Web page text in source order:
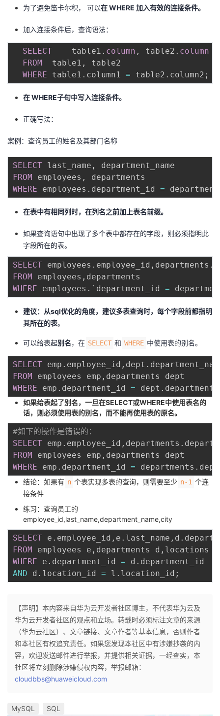
为了避免笛卡尔积， 可以在 WHERE 加入有效的连接条件。
加入连接条件后，查询语法：
SELECT
	table1
. column , table2 . column
FROM
	table1
,
table2
WHERE
	table1
. column1 = table2 . column2 ;
在 WHERE子句中写入连接条件。
正确写法：
案例：查询员工的姓名及其部门名称
SELECT last_name ,
FROM
employees ,
WHERE employees . department_id =
在表中有相同列时，在列名之前加上表名前缀。
如果查询语句中出现了多个表中都存在的字段，则必须指明此
字段所在的表。
SELECT employees . employee_id , departments .
FROM
employees ,
WHERE employees . ` department_id =
建议：从sql优化的角度，建议多表查询时，每个字段前都指明
其所在的表。
可以给表起别名，在 SELECT 和 WHERE 中使用表的别名。
SELECT emp . employee_id , dept .
FROM
employees emp ,
WHERE emp . department_id = dept .
如果给表起了别名，一旦在SELECT或WHERE中使用表名的
话，则必须使用表的别名，而不能再使用表的原名。
#如下的操作是错误的：
SELECT emp . employee_id , departments .
FROM
employees emp ,
WHERE emp . department_id = departments .
结论：如果有 n 个表实现多表的查询，则需要至少 n-1 个连
接条件
练习：查询员工的
employee_id,last_name,department_name,city
SELECT e . employee_id , e . last_name , d .
FROM
employees e , departments d ,
WHERE e . department_id = d .
AND d . location_id = l . location_id ;
【声明】本内容来自华为云开发者社区博主，不代表华为云及
华为云开发者社区的观点和立场。转载时必须标注文章的来源
（华为云社区）、文章链接、文章作者等基本信息，否则作者
和本社区有权追究责任。如果您发现本社区中有涉嫌抄袭的内
容，欢迎发送邮件进行举报，并提供相关证据，一经查实，本
社区将立刻删除涉嫌侵权内容，举报邮箱：
cloudbbs@huaweicloud.com
MySQL SQL